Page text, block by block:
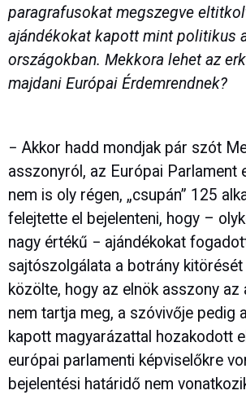
paragrafusokat megszegve
ajándékokat kapott mint politikus
országokban. Mekkora lehet az
majdani Európai Érdemrendnek?
− Akkor hadd mondjak pár szót
asszonyról, az Európai Parlament
nem is oly régen, „csupán” 125
felejtette el bejelenteni, hogy –
nagy értékű − ajándékokat
sajtószolgálata a botrány kitörését
közölte, hogy az elnök asszony az
nem tartja meg, a szóvivője pedig
kapott magyarázattal hozakodott
európai parlamenti képviselőkre
bejelentési határidő nem